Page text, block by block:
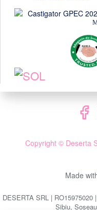
Copyright © Deserta
Made
DESERTA SRL |
Sibiu,